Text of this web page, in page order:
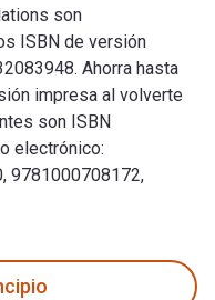
son
ISBN de versión
Ahorra hasta
impresa al volverte
son ISBN
electrónico:
9781000708172,